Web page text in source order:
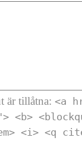
är tillåtna: <a
<b>
<i> <q